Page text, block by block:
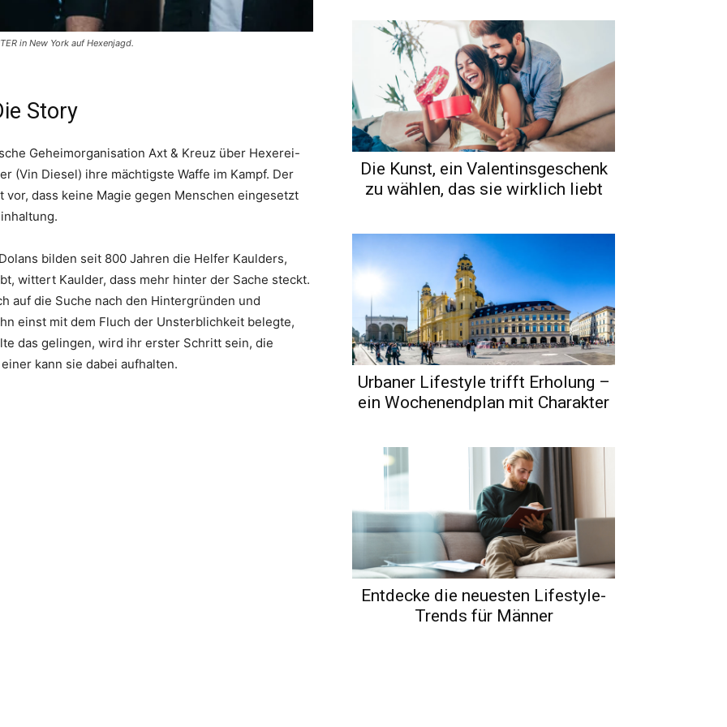
in New York auf Hexenjagd.
Story
Geheimorganisation Axt & Kreuz über Hexerei-
(Vin Diesel) ihre mächtigste Waffe im Kampf. Der
dass keine Magie gegen Menschen eingesetzt
bilden seit 800 Jahren die Helfer Kaulders,
wittert Kaulder, dass mehr hinter der Sache steckt.
auf die Suche nach den Hintergründen und
einst mit dem Fluch der Unsterblichkeit belegte,
das gelingen, wird ihr erster Schritt sein, die
kann sie dabei aufhalten.
Die Kunst, ein Valentinsgeschenk
zu wählen, das sie wirklich liebt
Urbaner Lifestyle trifft Erholung –
ein Wochenendplan mit Charakter
Entdecke die neuesten Lifestyle-
Trends für Männer